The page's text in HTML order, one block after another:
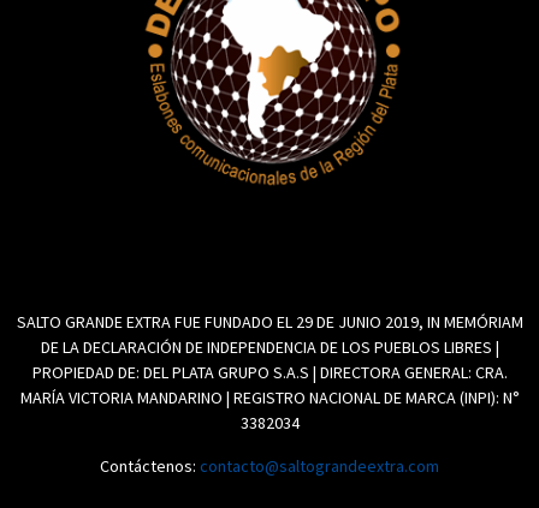
SALTO GRANDE EXTRA FUE FUNDADO EL 29 DE JUNIO 2019, IN MEMÓRIAM
DE LA DECLARACIÓN DE INDEPENDENCIA DE LOS PUEBLOS LIBRES |
PROPIEDAD DE: DEL PLATA GRUPO S.A.S | DIRECTORA GENERAL: CRA.
MARÍA VICTORIA MANDARINO | REGISTRO NACIONAL DE MARCA (INPI): N°
3382034
Contáctenos: contacto@saltograndeextra.com